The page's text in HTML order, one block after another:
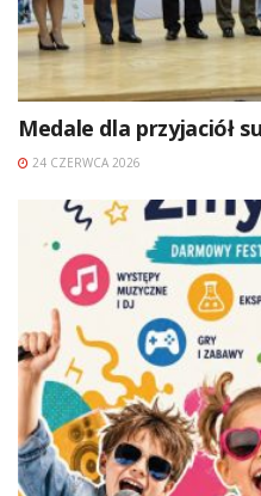
Medale dla przyjaciół
24 CZERWCA 2026